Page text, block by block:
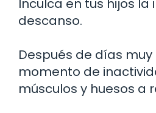
Inculca en tus hijos
descanso.
Después de días muy
momento de
músculos y huesos a